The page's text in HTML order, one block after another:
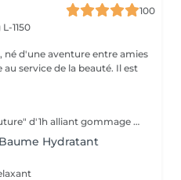
100
1150
né d'une aventure entre amies
service de la beauté. Il est
Un soin corps BIO "nature is Future" d'1h alliant gommage exfoliant et massage relaxant pour une peau douce, un corps apaisé et un véritable moment de lâcher-prise.
Hydratant